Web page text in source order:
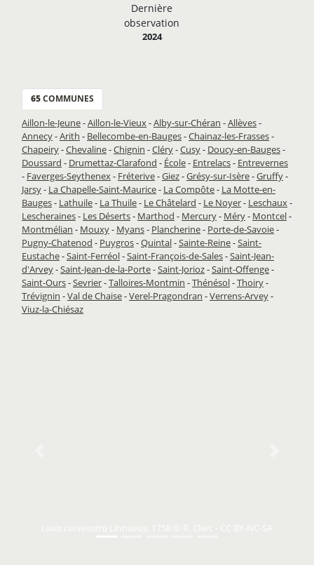
Dernière
observation
2024
65COMMUNES
Aillon-le-Jeune-Aillon-le-Vieux-Alby-sur-Chéran -Allèves-
Annecy-Arith - Bellecombe-en-Bauges-Chainaz-les-Frasses-
Chapeiry-Chevaline-Chignin -Cléry-Cusy- Doucy-en-Bauges-
Doussard - Drumettaz-Clarafond - École- Entrelacs- Entrevernes
- Faverges-Seythenex- Fréterive-Giez-Grésy-sur-Isère-Gruffy-
Jarsy- La Chapelle-Saint-Maurice- La Compôte- La Motte-en-
Bauges- Lathuile- La Thuile- Le Châtelard - Le Noyer- Leschaux-
Lescheraines- Les Déserts- Marthod - Mercury- Méry- Montcel-
Montmélian - Mouxy- Myans- Plancherine- Porte-de-Savoie-
Pugny-Chatenod - Puygros-Quintal-Sainte-Reine-Saint-
Eustache-Saint-Ferréol-Saint-François-de-Sales-Saint-Jean-
d'Arvey-Saint-Jean-de-la-Porte-Saint-Jorioz-Saint-Offenge-
Saint-Ours-Sevrier-Talloires-Montmin -Thénésol-Thoiry-
Trévignin -Val de Chaise-Verel-Pragondran -Verrens-Arvey-
Viuz-la-Chiésaz